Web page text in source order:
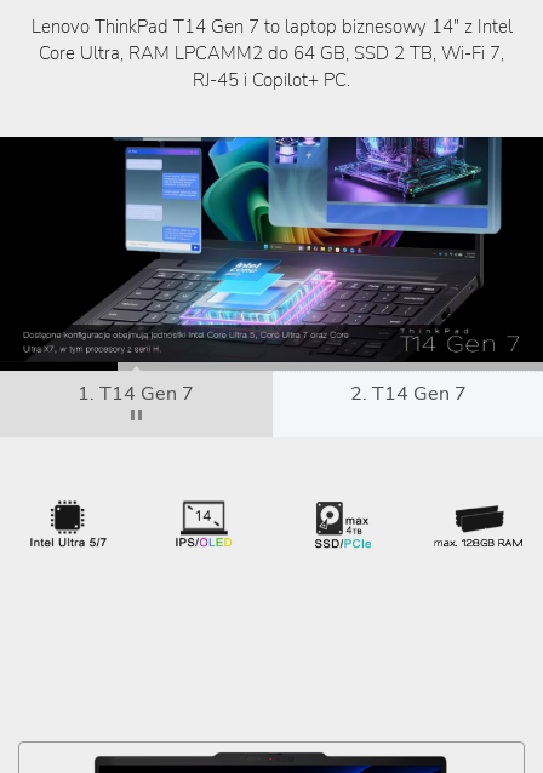
Lenovo ThinkPad T14 Gen 7 to laptop biznesowy 14″ z Intel
Core Ultra, RAM LPCAMM2 do 64 GB, SSD 2 TB, Wi-Fi 7,
RJ-45 i Copilot+ PC.
1. T14 Gen 7 2. T14 Gen 7